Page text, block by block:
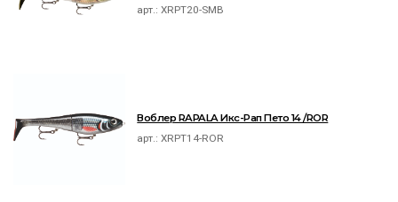
арт.:XRPT20-SMB
Воблер RAPALA Икс-Рап Пето 14 /ROR
арт.:XRPT14-ROR